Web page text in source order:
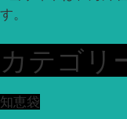
す。
カテゴリ
知恵袋